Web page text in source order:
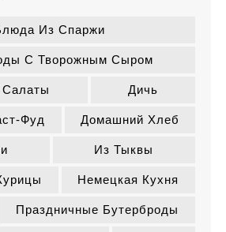
Из Спаржи
С Творожным Сыром
Салаты Дичь
Фуд Домашний Хлеб
Из Тыквы
Немецкая Кухня
Праздничные Бутерброды